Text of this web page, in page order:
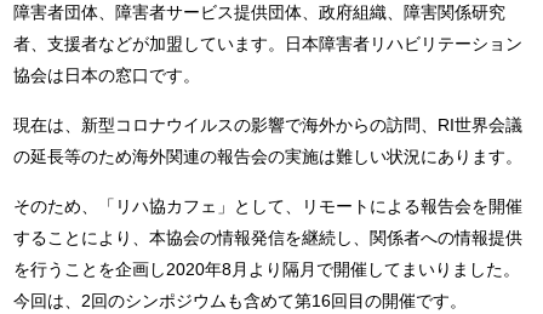
障害者団体、障害者サービス提供団体、政府組織、障害関係研究
者、支援者などが加盟しています。日本障害者リハビリテーション
協会は日本の窓口です。
現在は、新型コロナウイルスの影響で海外からの訪問、RI世界会議
の延長等のため海外関連の報告会の実施は難しい状況にあります。
そのため、「リハ協カフェ」として、リモートによる報告会を開催
することにより、本協会の情報発信を継続し、関係者への情報提供
を行うことを企画し2020年8月より隔月で開催してまいりました。
今回は、2回のシンポジウムも含めて第16回目の開催です。